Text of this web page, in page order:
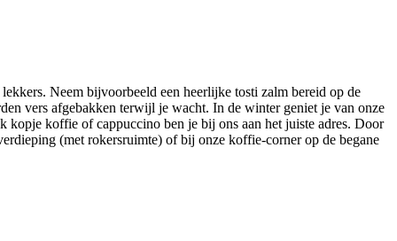
Neem bijvoorbeeld een heerlijke tosti zalm bereid op de
vers afgebakken terwijl je wacht. In de winter geniet je van onze
kopje koffie of cappuccino ben je bij ons aan het juiste adres. Door
(met rokersruimte) of bij onze koffie-corner op de begane